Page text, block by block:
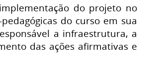
do projeto no
do curso em sua
a infraestrutura, a
das ações afirmativas e